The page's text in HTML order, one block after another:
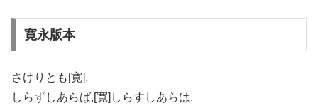
寛永版本
さけりとも[寛],
しらずしあらば,[寛]しらすしあらは,